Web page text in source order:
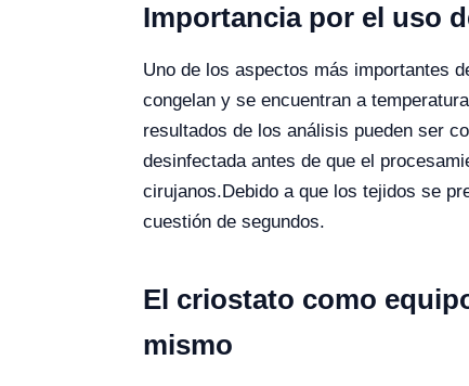
Importancia por el uso
Uno de los aspectos más importantes
congelan y se encuentran a
resultados de los análisis pueden ser
desinfectada antes de que el
cirujanos.Debido a que los tejidos se
cuestión de segundos.
El criostato como
mismo